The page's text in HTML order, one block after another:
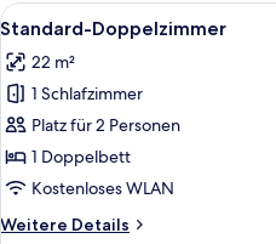
Alle
Fotos
für
Standard-
Doppelzimmer
anzeigen
8
Standard-Doppelzimmer
22 m²
1 Schlafzimmer
Platz für 2 Personen
1 Doppelbett
Kostenloses WLAN
Weitere Details
Weitere